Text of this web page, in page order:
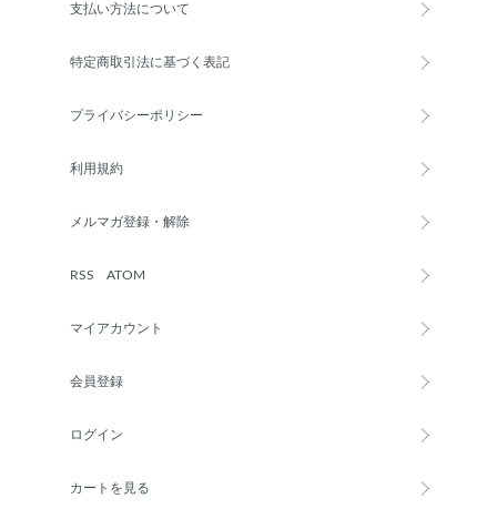
支払い方法について
特定商取引法に基づく表記
プライバシーポリシー
利用規約
メルマガ登録・解除
RSS ATOM
マイアカウント
会員登録
ログイン
カートを見る